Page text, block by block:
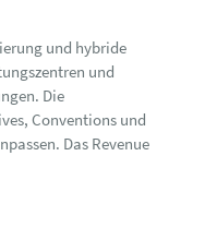
und hybride
und
Die
Conventions und
Das Revenue